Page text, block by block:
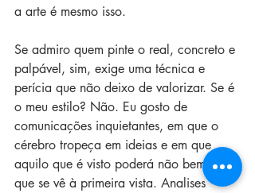
a arte é mesmo isso.
Se admiro quem pinte o real, concreto e
palpável, sim, exige uma técnica e
perícia que não deixo de valorizar. Se é
o meu estilo? Não. Eu gosto de
comunicações inquietantes, em que o
cérebro tropeça em ideias e em que
aquilo que é visto poderá não bem ser o
que se vê à primeira vista. Analises